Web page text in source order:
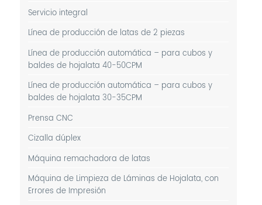
Servicio integral
Línea de producción de latas de 2 piezas
Línea de producción automática – para cubos y
baldes de hojalata 40-50CPM
Línea de producción automática – para cubos y
baldes de hojalata 30-35CPM
Prensa CNC
Cizalla dúplex
Máquina remachadora de latas
Máquina de Limpieza de Láminas de Hojalata, con
Errores de Impresión